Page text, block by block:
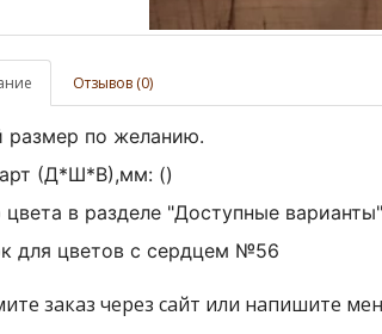
Отзывов (0)
размер по желанию.
(Д*Ш*В),мм: ()
в разделе "Доступные
для цветов с сердцем №56
заказ через сайт или напишите